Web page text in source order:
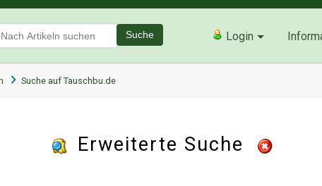
Suche Login
Suche auf Tauschbu.de
Erweiterte Suche